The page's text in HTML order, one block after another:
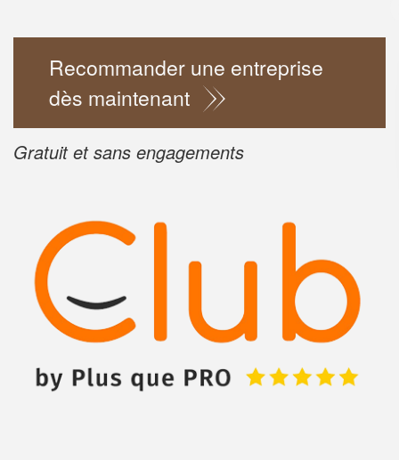
Recommander une entreprise
dès maintenant
Gratuit et sans engagements
Augmentez votre